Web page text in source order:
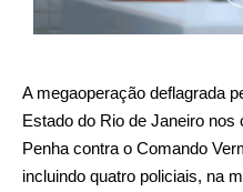
A megaoperação deflagrada
Estado do Rio de Janeiro
Penha contra o Comando
incluindo quatro policiais, na